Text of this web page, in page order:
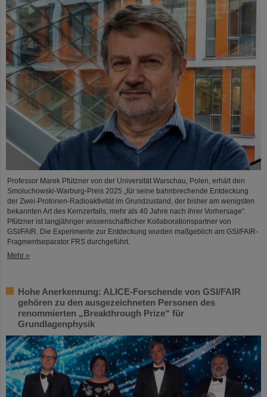
Professor Marek Pfützner von der Universität Warschau, Polen, erhält den
Smoluchowski-Warburg-Preis 2025 „für seine bahnbrechende Entdeckung
der Zwei-Protonen-Radioaktivität im Grundzustand, der bisher am wenigsten
bekannten Art des Kernzerfalls, mehr als 40 Jahre nach ihrer Vorhersage“.
Pfützner ist langjähriger wissenschaftlicher Kollaborationspartner von
GSI/FAIR. Die Experimente zur Entdeckung wurden maßgeblich am GSI/FAIR-
Fragmentseparator FRS durchgeführt.
Mehr »
Hohe Anerkennung: ALICE-Forschende von GSI/FAIR
gehören zu den ausgezeichneten Personen des
renommierten „Breakthrough Prize“ für
Grundlagenphysik